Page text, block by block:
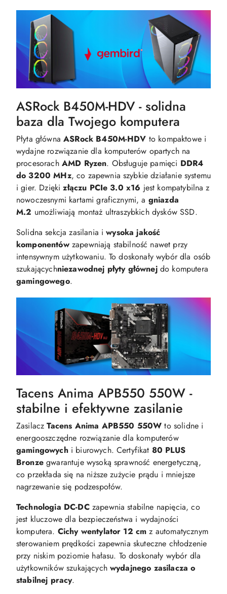
ASRock B450M-HDV - solidna
baza dla Twojego komputera
Płyta głównaASRock B450M-HDV to kompaktowe i
wydajne rozwiązanie dla komputerów opartych na
procesorach AMD Ryzen. Obsługuje pamięci DDR4
do 3200 MHz, co zapewnia szybkie działanie systemu
i gier. Dziękizłączu PCIe 3.0 x16 jest kompatybilna z
nowoczesnymi kartami graficznymi, a gniazda
M.2 umożliwiają montaż ultraszybkich dysków SSD.
Solidna sekcja zasilania iwysoka jakość
komponentówzapewniają stabilność nawet przy
intensywnym użytkowaniu. To doskonały wybór dla osób
szukającychniezawodnej płyty głównejdo komputera
gamingowego.
Tacens Anima APB550 550W -
stabilne i efektywne zasilanie
ZasilaczTacens Anima APB550 550Wto solidne i
energooszczędne rozwiązanie dla komputerów
gamingowychi biurowych. Certyfikat 80 PLUS
Bronzegwarantuje wysoką sprawność energetyczną,
co przekłada się na niższe zużycie prądu i mniejsze
nagrzewanie się podzespołów.
Technologia DC-DC zapewnia stabilne napięcia, co
jest kluczowe dla bezpieczeństwa i wydajności
komputera. Cichy wentylator 12 cmz automatycznym
sterowaniem prędkości zapewnia skuteczne chłodzenie
przy niskim poziomie hałasu. To doskonały wybór dla
użytkowników szukającychwydajnego zasilacza o
stabilnej pracy.